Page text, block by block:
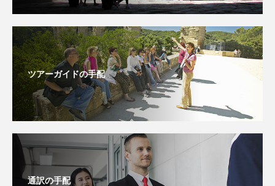
ツアーガイドの手配
通訳の手配